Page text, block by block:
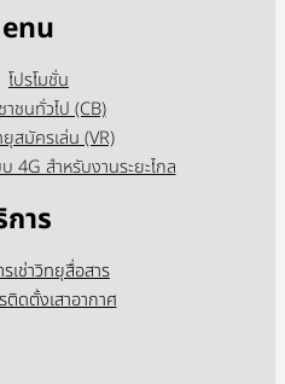
โปรโมชั่น
าชนทั่วไป (CB)
สมัครเล่น (VR)
4G สำหรับงานระยะไกล
าร
เช่าวิทยุสื่อสาร
ติดตั้งเสาอากาศ